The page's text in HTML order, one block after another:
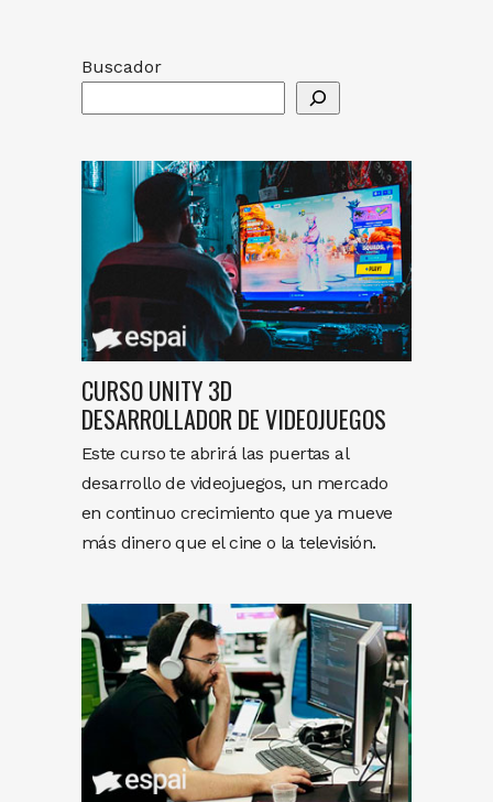
Buscador
CURSO UNITY 3D
DESARROLLADOR DE VIDEOJUEGOS
Este curso te abrirá las puertas al
desarrollo de videojuegos, un mercado
en continuo crecimiento que ya mueve
más dinero que el cine o la televisión.